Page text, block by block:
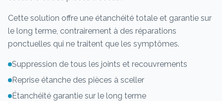
Cette solution offre une étanchéité totale et garantie sur
le long terme, contrairement à des réparations
ponctuelles qui ne traitent que les symptômes.
Suppression de tous les joints et recouvrements
Reprise étanche des pièces à sceller
Étanchéité garantie sur le long terme